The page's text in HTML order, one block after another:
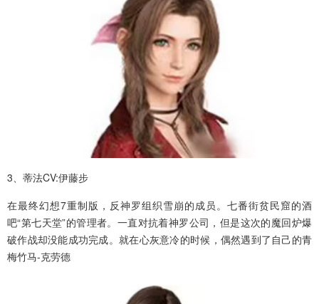
3、蒂法CV:伊藤步
在最终幻想7重制版，反神罗组织雪崩的成员。七番街贫民窟的酒
吧“第七天堂”的管理者。一直对抗着神罗公司，但是这次的魔回炉爆
破作战却没能成功完成。就在心灰意冷的时候，偶然遇到了自己的青
梅竹马-克劳德